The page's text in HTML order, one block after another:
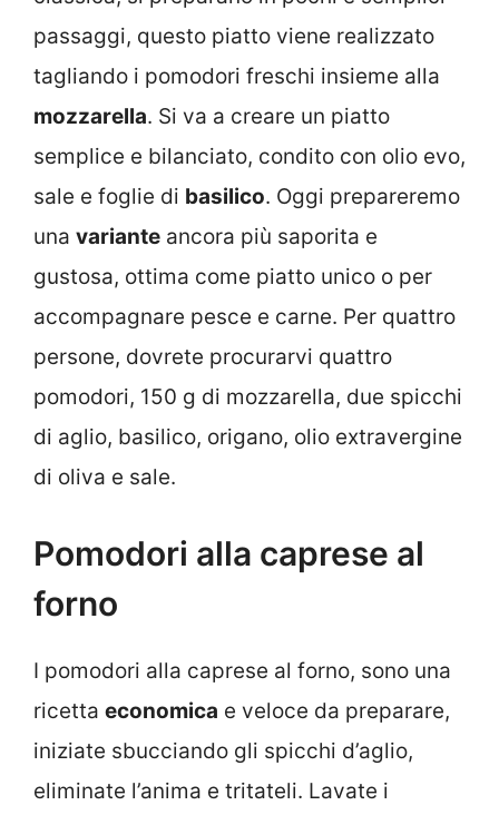
passaggi, questo piatto viene realizzato
tagliando i pomodori freschi insieme alla
mozzarella. Si va a creare un piatto
semplice e bilanciato, condito con olio evo,
sale e foglie di basilico. Oggi prepareremo
una variante ancora più saporita e
gustosa, ottima come piatto unico o per
accompagnare pesce e carne. Per quattro
persone, dovrete procurarvi quattro
pomodori, 150 g di mozzarella, due spicchi
di aglio, basilico, origano, olio extravergine
di oliva e sale.
Pomodori alla caprese al
forno
I pomodori alla caprese al forno, sono una
ricetta economica e veloce da preparare,
iniziate sbucciando gli spicchi d’aglio,
eliminate l’anima e tritateli. Lavate i